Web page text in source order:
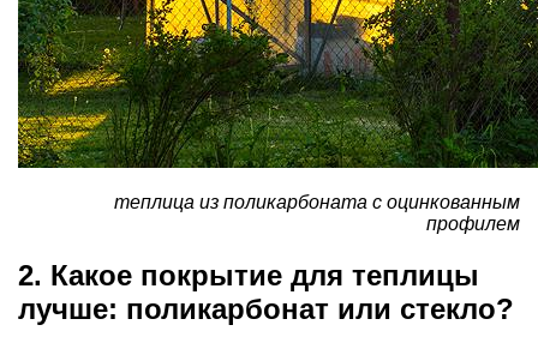
теплица из поликарбоната с оцинкованным
профилем
2. Какое покрытие для теплицы
лучше: поликарбонат или стекло?